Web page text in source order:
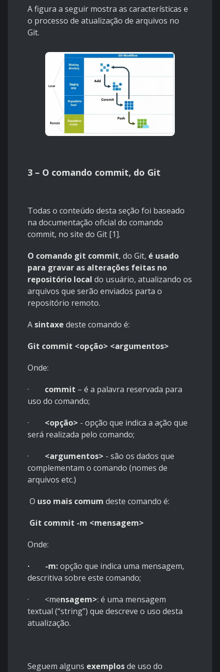
A figura a seguir mostra as características e
o processo de atualização de arquivos no
Git.
3 – O comando commit, do Git
Todas o conteúdo desta seção foi baseado
na documentação oficial do comando
commit, no site do Git [1].
O comando git commit, do Git, é usado
para gravar as alterações feitas no
repositório local do usuário, atualizando os
arquivos que serão enviados parta o
repositório remoto.
A sintaxe deste comando é:
Git commit <opção> <argumentos>
Onde:
· commit – é a palavra reservada para
uso do comando;
· <opção> - opção que indica a ação que
será realizada pelo comando;
·
<argumentos> - são os dados que
complementam o comando (nomes de
arquivos etc.)
O uso mais comum deste comando é:
Git commit -m <mensagem>
Onde:
· -m:opção que indica uma mensagem,
descritiva sobre este comando;
· <mensagem>: é uma mensagem
textual (“string”) que descreve o uso desta
atualização.
Seguem alguns exemplosde uso do